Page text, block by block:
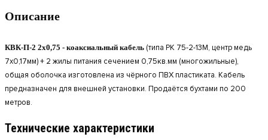
Описание
КВК-П-2 2х0,75 - коаксиальный кабель (типа РК 75-2-13М, центр медь
7х0,17мм) + 2 жилы питания сечением 0,75кв.мм (многожильные),
общая оболочка изготовлена из чёрного ПВХ пластиката. Кабель
предназначен для внешней установки. Продаётся бухтами по 200
метров.
Технические характеристики